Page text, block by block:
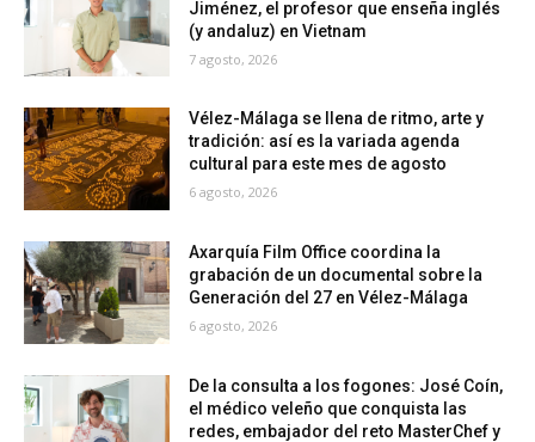
Jiménez, el profesor que enseña inglés
(y andaluz) en Vietnam
7 agosto, 2026
Vélez-Málaga se llena de ritmo, arte y
tradición: así es la variada agenda
cultural para este mes de agosto
6 agosto, 2026
Axarquía Film Office coordina la
grabación de un documental sobre la
Generación del 27 en Vélez-Málaga
6 agosto, 2026
De la consulta a los fogones: José Coín,
el médico veleño que conquista las
redes, embajador del reto MasterChef y